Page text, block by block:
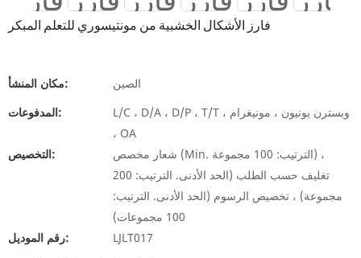
فارز الأشكال الخشبية من مونتيسوري للتعلم المبكر
مكان المنشأ:
الصين
المدفوعات:
L/C ، D/A ، D/P ، T/T ، ويسترن يونيون ، مونيغرام
، OA
التخصيص:
شعار مخصص (Min. الترتيب: 100 مجموعة) ،
تغليف حسب الطلب (الحد الأدنى. الترتيب: 200
مجموعة) ، تخصيص الرسوم (الحد الأدنى. الترتيب:
100 مجموعات)
رقم الموديل:
LJLT017